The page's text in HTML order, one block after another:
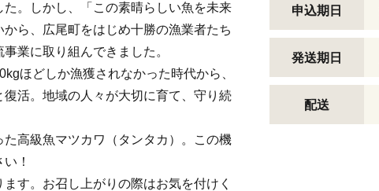
。しかし、「この素晴らしい魚を未来
ら、広尾町をはじめ十勝の漁業者たち
業に取り組んできました。
ほどしか漁獲されなかった時代から、
活。地域の人々が大切に育て、守り続
高級魚マツカワ（タンタカ）。この機
！
す。お召し上がりの際はお気を付けく
申込期日
発送期日
配送